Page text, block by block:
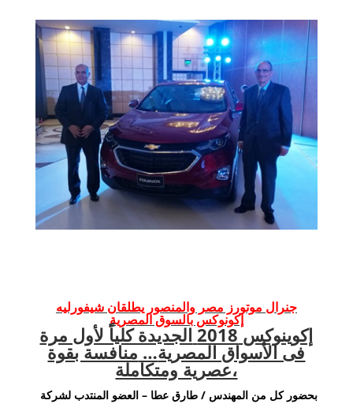
جنرال موتورز مصر والمنصور يطلقان شيفورليه
إكونوكس بالسوق المصرية
إكوينوكس2018 الجديدة كلياً لأول مرة
فى الأسواق المصرية…منافسة بقوة
،عصرية ومتكاملة
بحضور كل من المهندس / طارق عطا – العضو المنتدب لشركة